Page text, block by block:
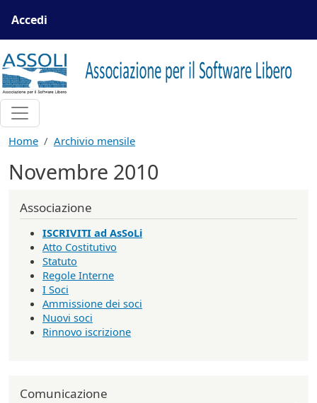
Menu profilo utente
Accedi
Home Archivio mensile
Novembre 2010
Associazione
ISCRIVITI ad AsSoLi
Atto Costitutivo
Statuto
Regole Interne
I Soci
Ammissione dei soci
Nuovi soci
Rinnovo iscrizione
Comunicazione